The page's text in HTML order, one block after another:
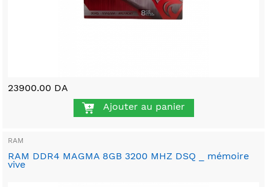
23900.00 DA
Ajouter au panier
RAM
RAM DDR4 MAGMA 8GB 3200 MHZ DSQ _ mémoire
vive